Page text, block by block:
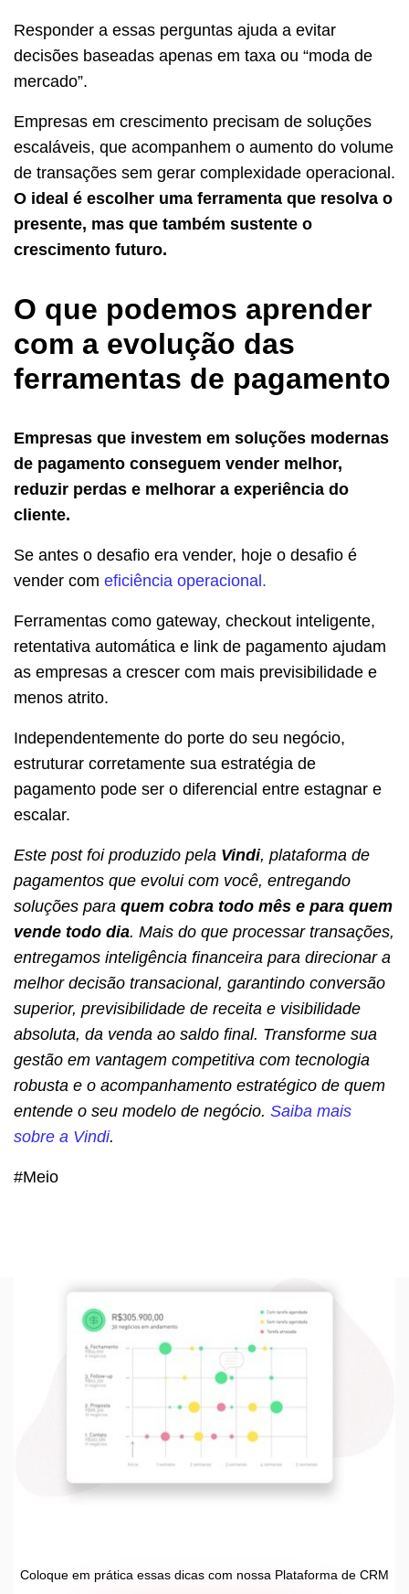
Responder a essas perguntas ajuda a evitar
decisões baseadas apenas em taxa ou “moda de
mercado”.
Empresas em crescimento precisam de soluções
escaláveis, que acompanhem o aumento do volume
de transações sem gerar complexidade operacional.
O ideal é escolher uma ferramenta que resolva o
presente, mas que também sustente o
crescimento futuro.
O que podemos aprender
com a evolução das
ferramentas de pagamento
Empresas que investem em soluções modernas
de pagamento conseguem vender melhor,
reduzir perdas e melhorar a experiência do
cliente.
Se antes o desafio era vender, hoje o desafio é
vender com eficiência operacional.
Ferramentas como gateway, checkout inteligente,
retentativa automática e link de pagamento ajudam
as empresas a crescer com mais previsibilidade e
menos atrito.
Independentemente do porte do seu negócio,
estruturar corretamente sua estratégia de
pagamento pode ser o diferencial entre estagnar e
escalar.
Este post foi produzido pela Vindi, plataforma de
pagamentos que evolui com você, entregando
soluções para quem cobra todo mês e para quem
vende todo dia. Mais do que processar transações,
entregamos inteligência financeira para direcionar a
melhor decisão transacional, garantindo conversão
superior, previsibilidade de receita e visibilidade
absoluta, da venda ao saldo final. Transforme sua
gestão em vantagem competitiva com tecnologia
robusta e o acompanhamento estratégico de quem
entende o seu modelo de negócio. Saiba mais
sobre a Vindi.
#Meio
Coloque em prática essas dicas com nossa Plataforma de CRM